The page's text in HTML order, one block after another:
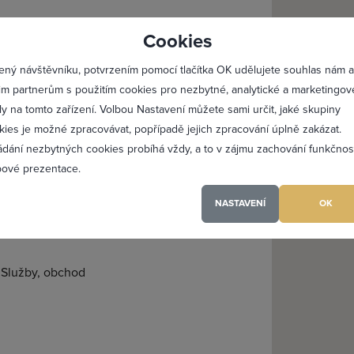
Cookies
návštěvníku, potvrzením pomocí tlačítka OK udělujete souhlas nám a
partnerům s použitím cookies pro nezbytné, analytické a
na tomto zařízení. Volbou Nastavení můžete sami určit, jaké skupiny
je možné zpracovávat, popřípadě jejich zpracování úplně zakázat.
nezbytných cookies probíhá vždy, a to v zájmu zachování
prezentace.
NASTAVENÍ OK
Služby, obchod
jsem heslo
Profesionální přístup k
Vždy aktuální